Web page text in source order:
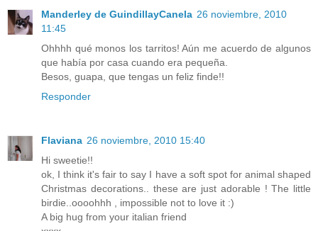
Manderley de GuindillayCanela 26 noviembre, 2010
11:45
Ohhhh qué monos los tarritos! Aún me acuerdo de algunos
que había por casa cuando era pequeña.
Besos, guapa, que tengas un feliz finde!!
Responder
Flaviana 26 noviembre, 2010 15:40
Hi sweetie!!
ok, I think it's fair to say I have a soft spot for animal shaped
Christmas decorations.. these are just adorable ! The little
birdie..oooohhh , impossible not to love it :)
A big hug from your italian friend